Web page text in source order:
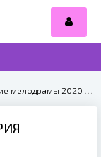
мелодрамы 2020